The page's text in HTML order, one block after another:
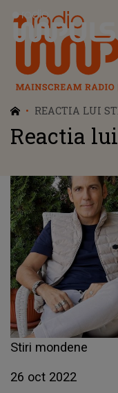
Radio Impuls
REACTIA LUI
Reactia
Stiri mondene
26 oct 2022